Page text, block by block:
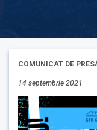
COMUNICAT DE
14 septembrie 2021